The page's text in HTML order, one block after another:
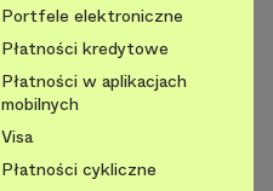
Portfele elektroniczne
Płatności kredytowe
Płatności w aplikacjach
mobilnych
Visa
Płatności cykliczne